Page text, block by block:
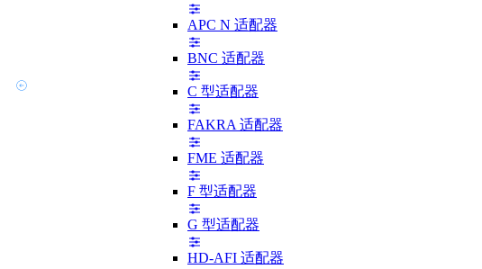
APC N 适配器
BNC 适配器
C 型适配器
FAKRA 适配器
FME 适配器
F 型适配器
G 型适配器
HD-AFI 适配器